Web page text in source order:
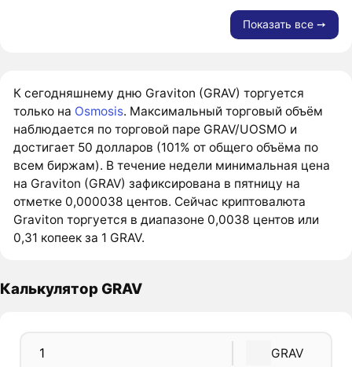
Показать все ➙
К сегодняшнему дню Graviton (GRAV) торгуется
только на Osmosis. Максимальный торговый объём
наблюдается по торговой паре GRAV/UOSMO и
достигает 50 долларов (101% от общего объёма по
всем биржам). В течение недели минимальная цена
на Graviton (GRAV) зафиксирована в пятницу на
отметке 0,000038 центов. Сейчас криптовалюта
Graviton торгуется в диапазоне 0,0038 центов или
0,31 копеек за 1 GRAV.
Калькулятор GRAV
GRAV